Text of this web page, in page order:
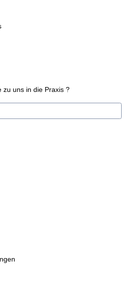
Problem führt Sie zu uns in die Praxis ?